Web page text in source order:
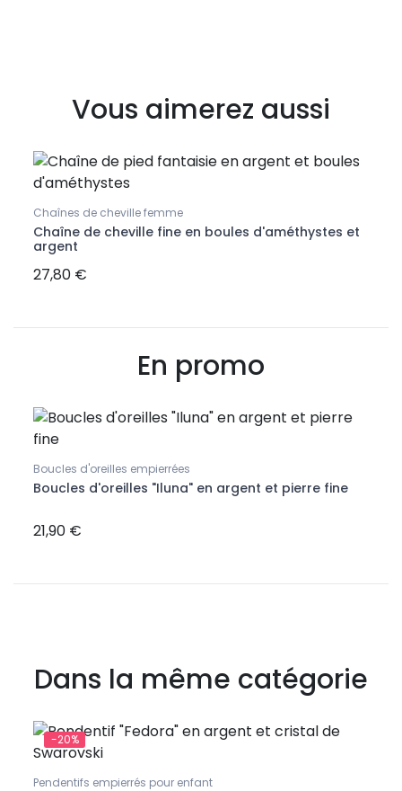
Vous aimerez aussi
Chaînes de cheville femme
Chaîne de cheville fine en boules d'améthystes et
argent
27,80 €
En promo
Boucles d'oreilles empierrées
Boucles d'oreilles "Iluna" en argent et pierre fine
21,90 €
Dans la même catégorie
-20%
Pendentifs empierrés pour enfant